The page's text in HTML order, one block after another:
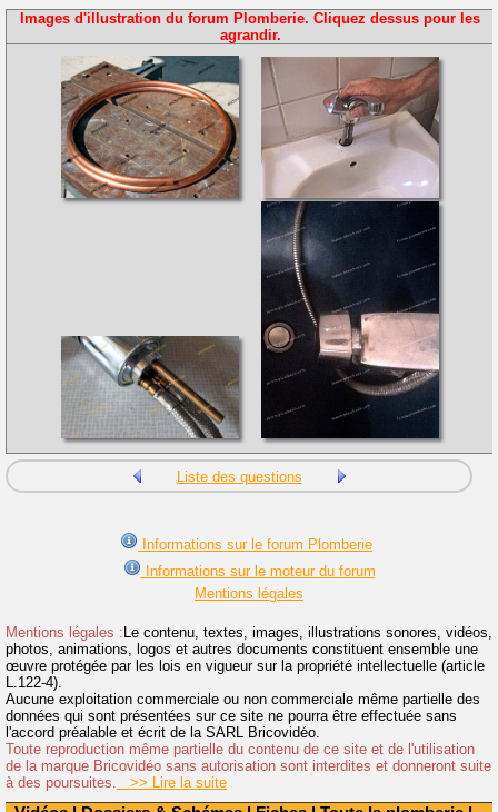
Images d'illustration du forum Plomberie. Cliquez dessus pour les
agrandir.
Liste des questions
Informations sur le forum Plomberie
Informations sur le moteur du forum
Mentions légales
Mentions légales : Le contenu, textes, images, illustrations sonores, vidéos,
photos, animations, logos et autres documents constituent ensemble une
œuvre protégée par les lois en vigueur sur la propriété intellectuelle (article
L.122-4).
Aucune exploitation commerciale ou non commerciale même partielle des
données qui sont présentées sur ce site ne pourra être effectuée sans
l'accord préalable et écrit de la SARL Bricovidéo.
Toute reproduction même partielle du contenu de ce site et de l'utilisation
de la marque Bricovidéo sans autorisation sont interdites et donneront suite
à des poursuites. >> Lire la suite